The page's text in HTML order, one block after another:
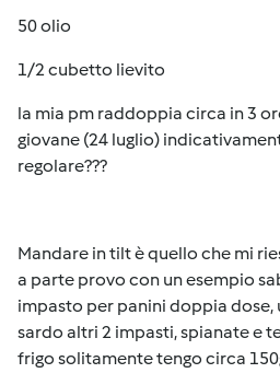
50 olio
1/2 cubetto lievito
la mia pm raddoppia circa in 3
giovane (24 luglio)
regolare???
Mandare in tilt è quello che mi
a parte provo con un esempio
impasto per panini doppia
sardo altri 2 impasti, spianate e
frigo solitamente tengo circa